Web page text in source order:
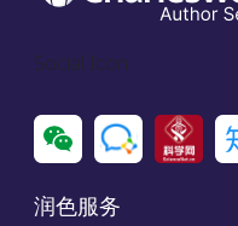
Social Icon
润色服务